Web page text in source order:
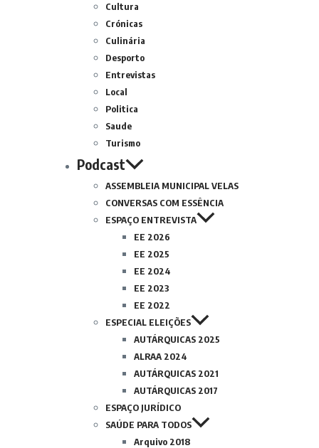
Cultura
Crónicas
Culinária
Desporto
Entrevistas
Local
Politica
Saude
Turismo
Podcast
ASSEMBLEIA MUNICIPAL VELAS
CONVERSAS COM ESSÊNCIA
ESPAÇO ENTREVISTA
EE 2026
EE 2025
EE 2024
EE 2023
EE 2022
ESPECIAL ELEIÇÕES
AUTÁRQUICAS 2025
ALRAA 2024
AUTÁRQUICAS 2021
AUTÁRQUICAS 2017
ESPAÇO JURÍDICO
SAÚDE PARA TODOS
Arquivo 2018